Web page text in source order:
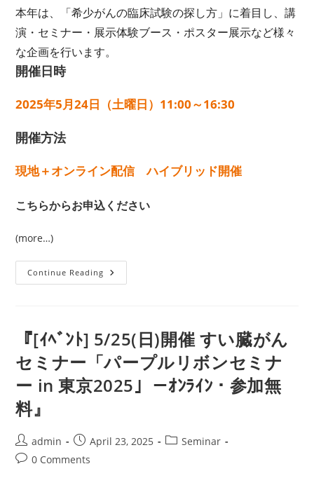
本年は、「希少がんの臨床試験の探し方」に着目し、講
演・セミナー・展示体験ブース・ポスター展示など様々
な企画を行います。
開催日時
2025年5月24日（土曜日）11:00～16:30
開催方法
現地＋オンライン配信 ハイブリッド開催
こちらからお申込ください
(more…)
Continue Reading 5/24（土）
開
ん
コ
ュ
ニ
テ
ィ
デ
ー
『[ｲﾍﾞﾝﾄ] 5/25(日)開催 すい臓がん
セミナー「パープルリボンセミナ
ー in 東京2025」－ｵﾝﾗｲﾝ・参加無
料』
Post
author:
admin
Post
published:
April 23, 2025
PostSeminar
Post0 Comments